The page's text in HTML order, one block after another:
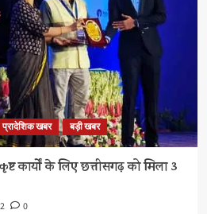
प्रादेशिक खबर बड़ी खबर
कार्यों के लिए छत्तीसगढ़ को मिला 3
0